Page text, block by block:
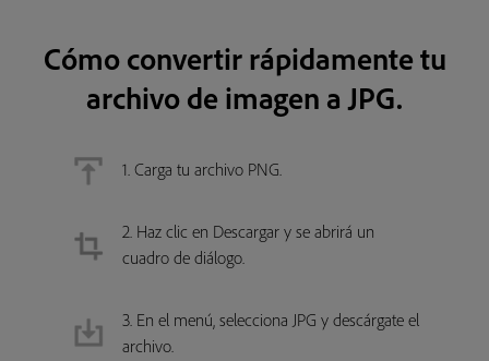
Cómo convertir rápidamente tu
archivo de imagen a JPG.
1. Carga tu archivo PNG.
2. Haz clic en Descargar y se abrirá un
cuadro de diálogo.
3. En el menú, selecciona JPG y descárgate el
archivo.